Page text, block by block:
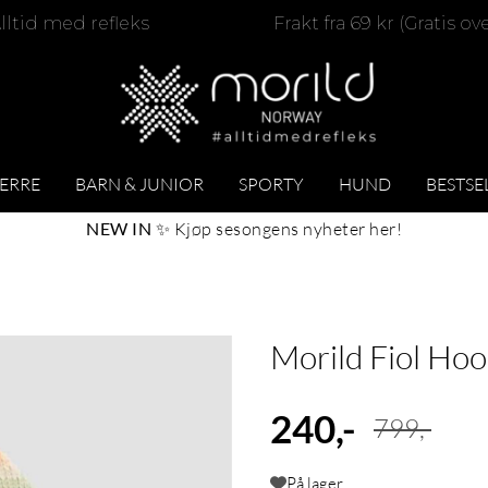
med refleks Frakt fra 69 kr (Gratis
BARN & JUNIOR SPORTY HUND
NEW IN ✨ Kjøp sesongens nyheter her!
Morild Fiol
240,- 799,-
På lager